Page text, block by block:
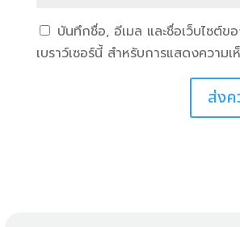
บันทึกชื่อ, อีเมล และชื่อเว็บไซต์ข
เบราว์เซอร์นี้ สำหรับการแสดงความ